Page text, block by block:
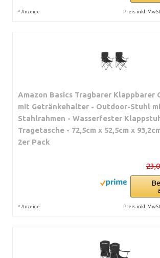
* Anzeige Preis inkl.
Amazon Basics Tragbarer Klappbarer
mit Getränkehalter - Outdoor-Stuhl
Stahlrahmen - Wasserfester
Tragetasche - 72,5cm x 52,5cm x
2er Pack
* Anzeige Preis inkl.